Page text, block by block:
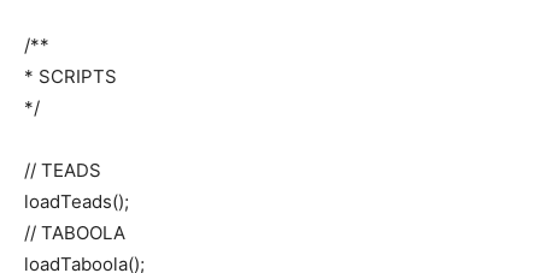
/**
* SCRIPTS
*/
// TEADS
loadTeads();
// TABOOLA
loadTaboola();